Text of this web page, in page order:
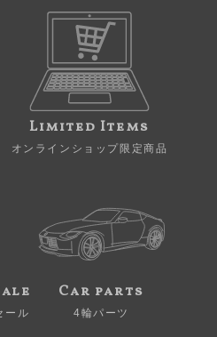
Limited Items
オンラインショップ限定商品
ール
Car parts
4輪パーツ